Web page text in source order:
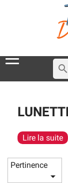
search
Lire la suite
Pertinence
